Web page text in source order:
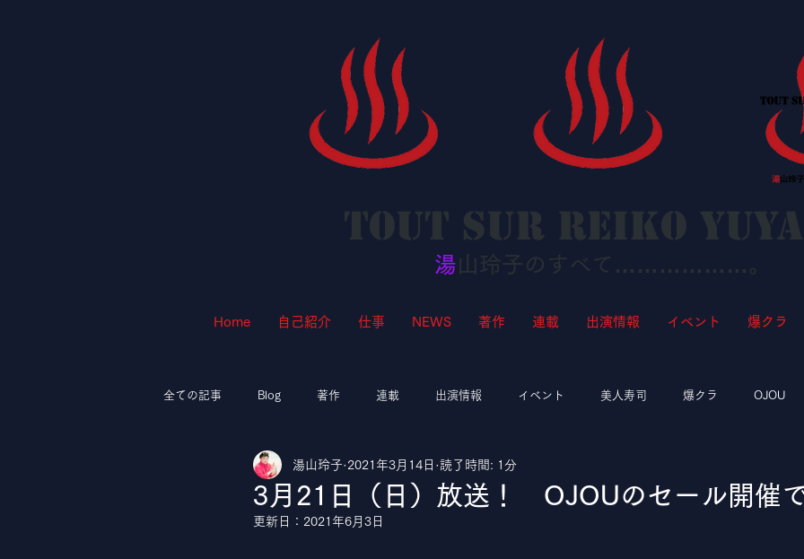
湯
Home 自己紹介 仕事 NEWS 著作 連載 出演情報 イベント 爆クラ
全ての記事 Blog 著作 連載 出演情報 イベント 美人寿司 爆クラ OJOU
湯山玲子のカルチャークラブ YouTube
3月21日（日）放送！ OJOUのセール開催
湯山玲子 2021年3月14日 読了時間: 1分
更新日： 2021年6月3日